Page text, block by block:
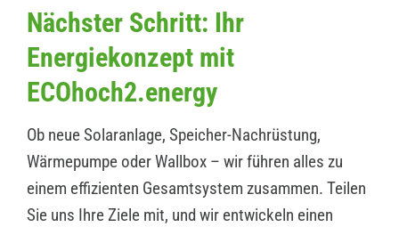
Nächster Schritt: Ihr
Energiekonzept mit
ECOhoch2.energy
Ob neue Solaranlage, Speicher-Nachrüstung,
Wärmepumpe oder Wallbox – wir führen alles zu
einem effizienten Gesamtsystem zusammen. Teilen
Sie uns Ihre Ziele mit, und wir entwickeln einen